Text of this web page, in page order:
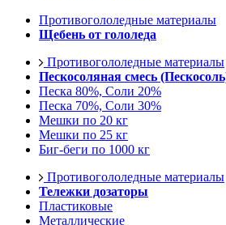
Противогололедные материалы
Щебень от гололеда
Противогололедные материалы
Пескосоляная смесь
Песка 80%, Соли 20%
Песка 70%, Соли 30%
Мешки по 20 кг
Мешки по 25 кг
Биг-беги по 1000 кг
Противогололедные материалы
Тележки дозаторы
Пластиковые
Металлические